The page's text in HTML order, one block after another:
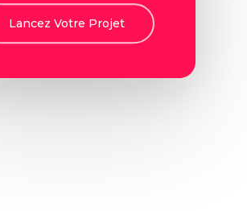
Lancez Votre Projet